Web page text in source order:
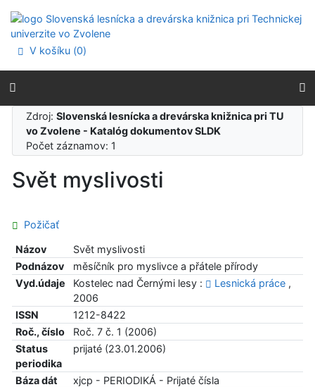
Prejsť na menu
Prehlásenie o webovej prístupnosti
V košíku (0)
Zdroj:Slovenská lesnícka a drevárska knižnica pri TU
vo Zvolene - Katalóg dokumentov SLDK
Počet záznamov: 1
Svět myslivosti
Požičať
Názov
Svět myslivosti
Podnázov
měsíčník pro myslivce a přátele přírody
Vyd.údaje
Kostelec nad Černými lesy : Lesnická práce,
2006
ISSN
1212-8422
Roč., číslo
Roč. 7 č. 1 (2006)
Status
periodika
prijaté (23.01.2006)
Báza dát
xjcp - PERIODIKÁ - Prijaté čísla